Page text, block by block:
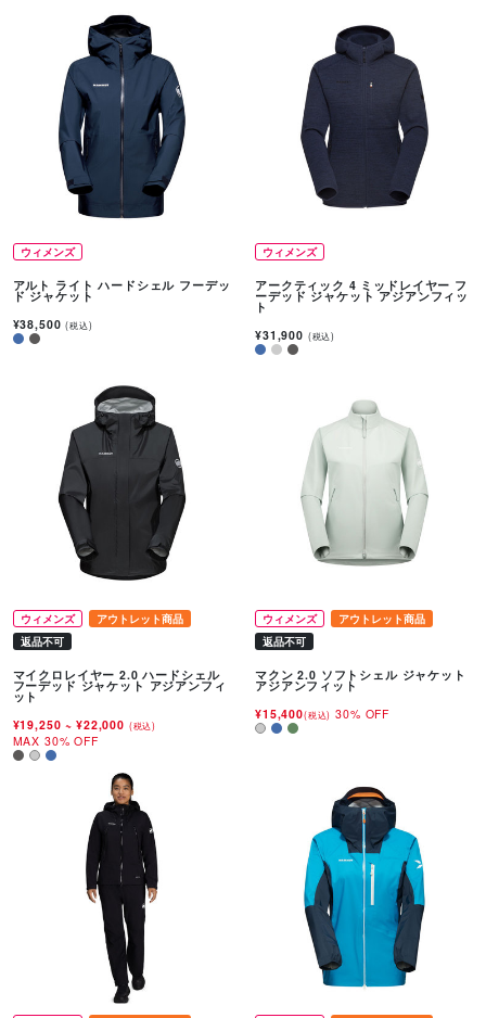
ウィメンズ
アルト ライト ハードシェル フーデッ
ド ジャケット
¥38,500(税込)
ウィメンズ
アークティック 4 ミッドレイヤー フ
ーデッド ジャケット アジアンフィッ
ト
¥31,900 (税込)
ウィメンズ
アウトレット商品
返品不可
マイクロレイヤー 2.0 ハードシェル
フーデッド ジャケット アジアンフィ
ット
¥19,250~ ¥22,000 (税込)
MAX 30% OFF
ウィメンズ
アウトレット商品
返品不可
マクン 2.0 ソフトシェル ジャケット
アジアンフィット
¥15,400(税込) 30% OFF